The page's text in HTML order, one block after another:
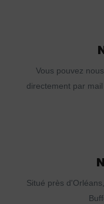
Vous pouvez
directement par
Situé près